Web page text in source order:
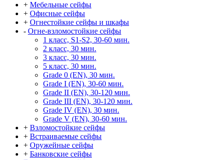
+ Мебельные сейфы
+ Офисные сейфы
+ Огнестойкие сейфы и шкафы
- Огне-взломостойкие сейфы
1 класс, S1-S2, 30-60 мин.
2 класс, 30 мин.
3 класс, 30 мин.
5 класс, 30 мин.
Grade 0 (EN), 30 мин.
Grade I (EN), 30-60 мин.
Grade II (EN), 30-120 мин.
Grade III (EN), 30-120 мин.
Grade IV (EN), 30 мин.
Grade V (EN), 30-60 мин.
+ Взломостойкие сейфы
+ Встраиваемые сейфы
+ Оружейные сейфы
+ Банковские сейфы